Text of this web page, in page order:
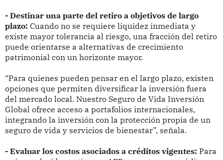
- Destinar una parte del retiro a objetivos de largo
plazo: Cuando no se requiere liquidez inmediata y
existe mayor tolerancia al riesgo, una fracción del retiro
puede orientarse a alternativas de crecimiento
patrimonial con un horizonte mayor.
“Para quienes pueden pensar en el largo plazo, existen
opciones que permiten diversificar la inversión fuera
del mercado local. Nuestro Seguro de Vida Inversión
Global ofrece acceso a portafolios internacionales,
integrando la inversión con la protección propia de un
seguro de vida y servicios de bienestar”, señala.
- Evaluar los costos asociados a créditos vigentes: Para